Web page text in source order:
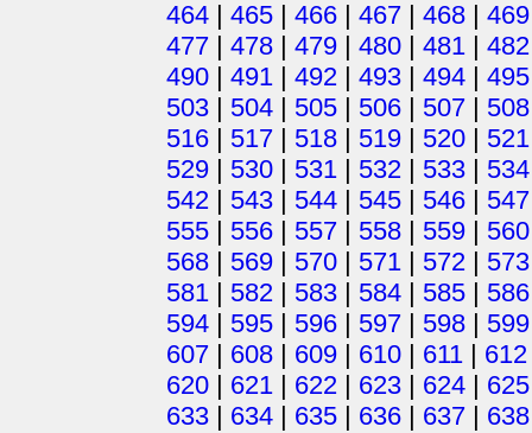
464 | 465 | 466 | 467 | 468 | 469
477 | 478 | 479 | 480 | 481 | 482
490 | 491 | 492 | 493 | 494 | 495
503 | 504 | 505 | 506 | 507 | 508
516 | 517 | 518 | 519 | 520 | 521
529 | 530 | 531 | 532 | 533 | 534
542 | 543 | 544 | 545 | 546 | 547
555 | 556 | 557 | 558 | 559 | 560
568 | 569 | 570 | 571 | 572 | 573
581 | 582 | 583 | 584 | 585 | 586
594 | 595 | 596 | 597 | 598 | 599
607 | 608 | 609 | 610 | 611 | 612
620 | 621 | 622 | 623 | 624 | 625
633 | 634 | 635 | 636 | 637 | 638